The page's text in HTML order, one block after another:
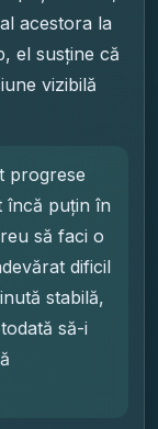
acestora la
el susține că
vizibilă
progrese
încă puțin în
să faci o
dificil
stabilă,
să-i